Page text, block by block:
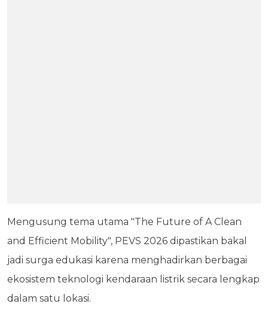
Mengusung tema utama "The Future of A Clean
and Efficient Mobility", PEVS 2026 dipastikan bakal
jadi surga edukasi karena menghadirkan berbagai
ekosistem teknologi kendaraan listrik secara lengkap
dalam satu lokasi.